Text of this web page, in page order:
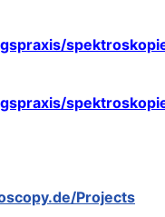
Projects